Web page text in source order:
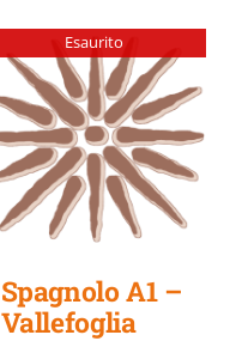
Esaurito
Spagnolo A1 –
Vallefoglia